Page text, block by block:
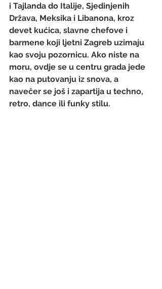
i Tajlanda do Italije, Sjedinjenih
Država, Meksika i Libanona, kroz
devet kućica, slavne chefove i
barmene koji ljetni Zagreb uzimaju
kao svoju pozornicu. Ako niste na
moru, ovdje se u centru grada jede
kao na putovanju iz snova, a
navečer se još i zapartija u techno,
retro, dance ili funky stilu.